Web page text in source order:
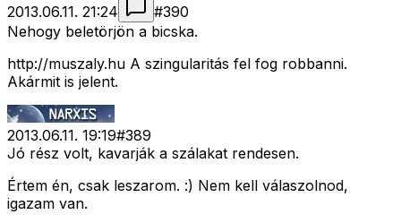
2013.06.11. 21:24 #390
Nehogy beletörjön a bicska.
http://muszaly.hu A szingularitás fel fog robbanni.
Akármit is jelent.
2013.06.11. 19:19#389
Jó rész volt, kavarják a szálakat rendesen.
Értem én, csak leszarom. :) Nem kell válaszolnod,
igazam van.